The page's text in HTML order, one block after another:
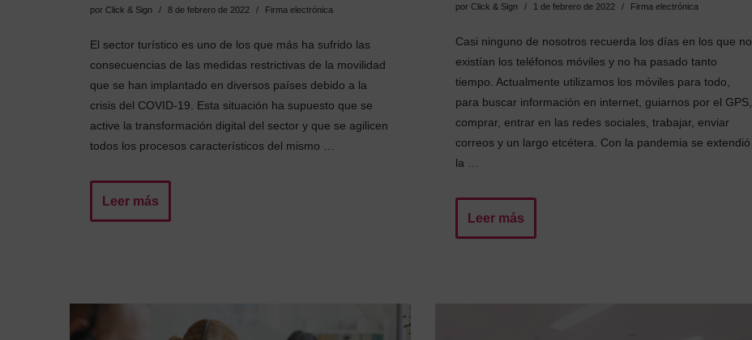
por Click & Sign 8 de febrero de 2022 Firma electrónica
El sector turístico es uno de los que más ha sufrido las
consecuencias de las medidas restrictivas de la movilidad
que se han implantado en diversos países debido a la
crisis del COVID-19. Esta situación ha supuesto que se
active la transformación digital del sector y que se agilicen
todos los procesos característicos del mismo …
Leer más
por Click & Sign 1 de febrero de 2022 Firma electrónica
Casi ninguno de nosotros recuerda los días en los que no
existían los teléfonos móviles y no ha pasado tanto
tiempo. Actualmente utilizamos los móviles para todo,
para buscar información en internet, guiarnos por el GPS,
comprar, entrar en las redes sociales, trabajar, enviar
correos y un largo etcétera. Con la pandemia se extendió
la …
Leer más